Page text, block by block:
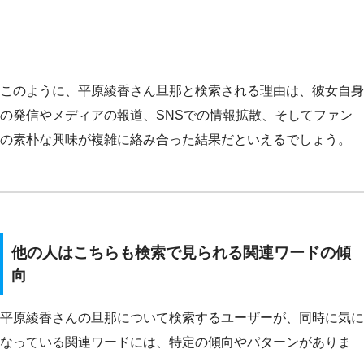
このように、平原綾香さん旦那と検索される理由は、彼女自身
の発信やメディアの報道、SNSでの情報拡散、そしてファン
の素朴な興味が複雑に絡み合った結果だといえるでしょう。
他の人はこちらも検索で見られる関連ワードの傾
向
平原綾香さんの旦那について検索するユーザーが、同時に気に
なっている関連ワードには、特定の傾向やパターンがありま